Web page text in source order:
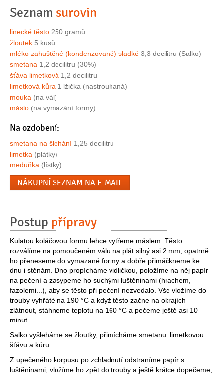
Seznam surovin
linecké těsto 250 gramů
žloutek 5 kusů
mléko zahuštěné (kondenzované) sladké 3,3 decilitru (Salko)
smetana 1,2 decilitru (30%)
šťáva limetková 1,2 decilitru
limetková kůra 1 lžička (nastrouhaná)
mouka (na vál)
máslo (na vymazání formy)
Na ozdobení:
smetana na šlehání 1,25 decilitru
limetka (plátky)
meduňka (lístky)
NÁKUPNÍ SEZNAM NA E-MAIL
Postup přípravy
Kulatou koláčovou formu lehce vytřeme máslem. Těsto
rozválíme na pomoučeném válu na plát silný asi 2 mm, opatrně
ho přeneseme do vymazané formy a dobře přimáčkneme ke
dnu i stěnám. Dno propícháme vidličkou, položíme na něj papír
na pečení a zasypeme ho suchými luštěninami (hrachem,
fazolemi...), aby se těsto při pečení nezvedalo. Vše vložíme do
trouby vyhřáté na 190 °C a když těsto začne na okrajích
zlátnout, stáhneme teplotu na 160 °C a pečeme ještě asi 10
minut.
Salko vyšleháme se žloutky, přimícháme smetanu, limetkovou
šťávu a kůru.
Z upečeného korpusu po zchladnutí odstraníme papír s
luštěninami, vložíme ho zpět do trouby a ještě krátce dopečeme,